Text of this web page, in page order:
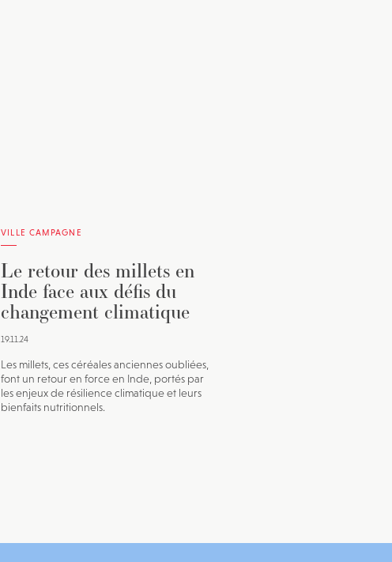
VILLE CAMPAGNE
Le retour des millets en
Inde face aux défis du
changement climatique
19.11.24
Les millets, ces céréales anciennes oubliées,
font un retour en force en Inde, portés par
les enjeux de résilience climatique et leurs
bienfaits nutritionnels.